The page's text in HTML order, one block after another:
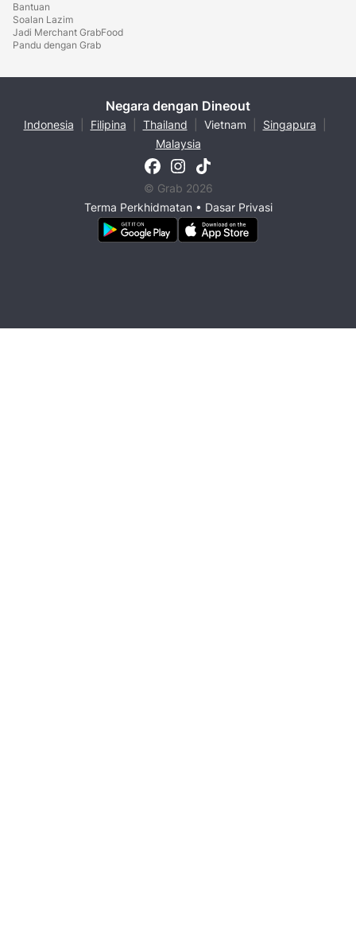
Bantuan
Soalan Lazim
Jadi Merchant GrabFood
Pandu dengan Grab
Negara dengan Dineout
Indonesia Filipina Thailand Vietnam Singapura
Malaysia
© Grab 2026
Terma Perkhidmatan• Dasar Privasi